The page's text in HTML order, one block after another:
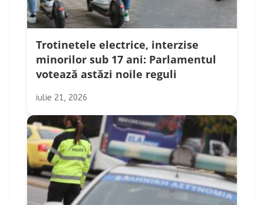
Trotinetele electrice, interzise
minorilor sub 17 ani: Parlamentul
votează astăzi noile reguli
iulie 21, 2026